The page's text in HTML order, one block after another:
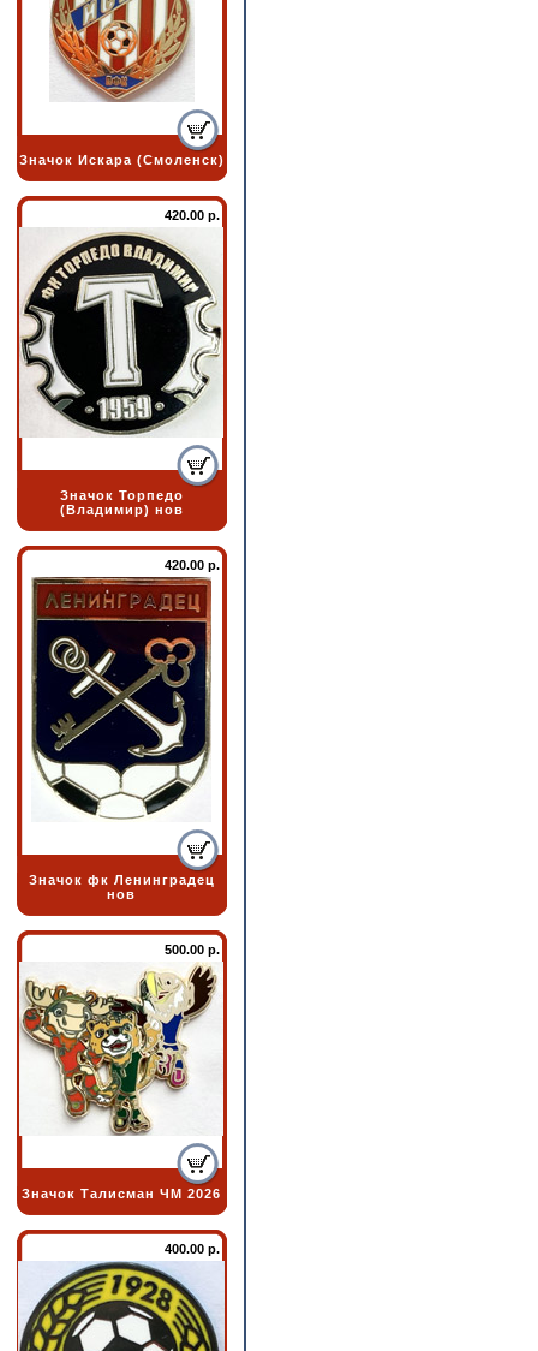
Значок Искара (Смоленск)
420.00 р.
Значок Торпедо
(Владимир) нов
420.00 р.
Значок фк Ленинградец
нов
500.00 р.
Значок Талисман ЧМ 2026
400.00 р.